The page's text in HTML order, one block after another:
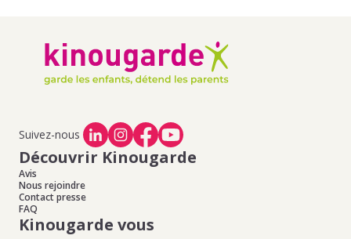
Suivez-nous
Découvrir Kinougarde
Avis
Nous rejoindre
Contact presse
FAQ
Kinougarde vous